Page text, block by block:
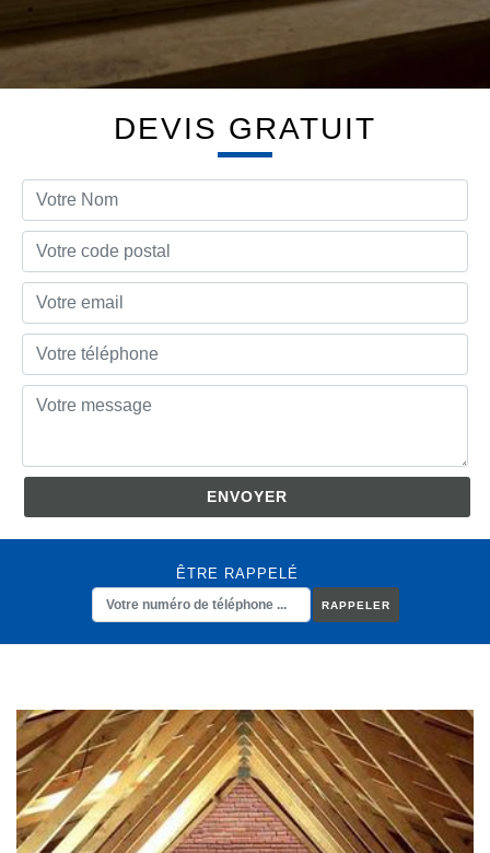
DEVIS GRATUIT
ÊTRE RAPPELÉ